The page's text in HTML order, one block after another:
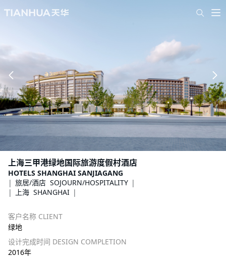
上海三甲港绿地国际旅游度假村酒店
HOTELS SHANGHAI SANJIAGANG
旅居/酒店 SOJOURN/HOSPITALITY
上海 SHANGHAI
客户名称 CLIENT
绿地
设计完成时间 DESIGN COMPLETION
2016年